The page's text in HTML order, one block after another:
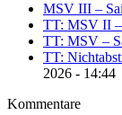
MSV III –
TT: MSV II
TT: MSV –
TT:
2026 - 14:44
Kommentare